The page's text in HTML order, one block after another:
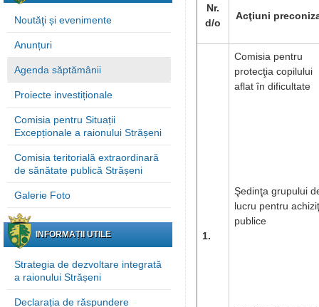
Noutăţi și evenimente
Anunțuri
Agenda săptămânii
Proiecte investiționale
Comisia pentru Situații
Excepționale a raionului Strășeni
Comisia teritorială extraordinară
de sănătate publică Strășeni
Galerie Foto
INFORMAȚII UTILE
Strategia de dezvoltare integrată
a raionului Strășeni
Declarația de răspundere
Nr.
d/o
Acţiuni
1.
Comisia pentru
protecţia copilului
aflat în dificultate
Şedinţa grupului
lucru pentru
publice